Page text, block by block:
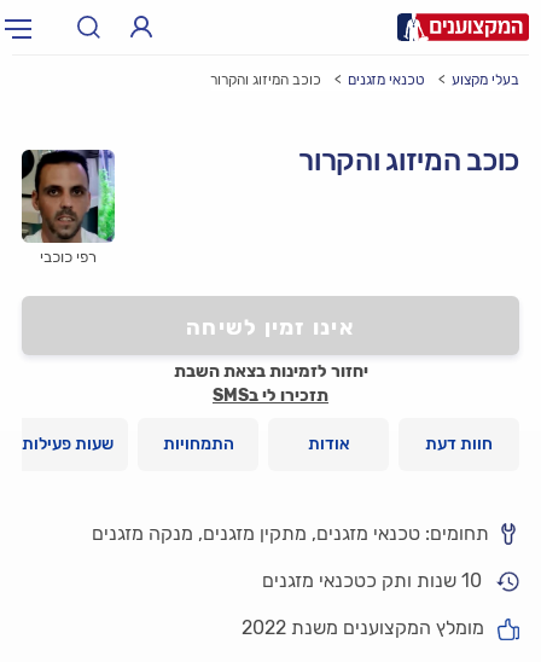
תל אביב, חיפה…
בעלי מקצוע טכנאי מזגנים כוכב המיזוג והקרור
רפי כוכבי
כוכב המיזוג והקרור
אינו זמין לשיחה
יחזור לזמינות בצאת השבת
תזכירו לי בSMS
חוות דעת אודות התמחויות שעות פעילות
תחומים: טכנאי מזגנים, מתקין מזגנים, מנקה מזגנים
10 שנות ותק כטכנאי מזגנים
מומלץ המקצוענים משנת 2022